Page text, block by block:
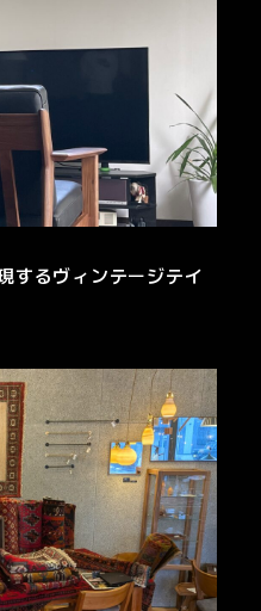
するヴィンテージテイ